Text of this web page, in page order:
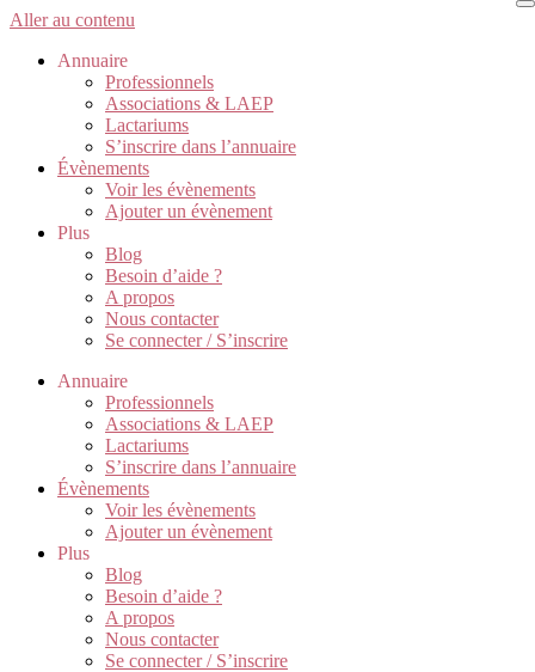
Aller au contenu
Annuaire
Professionnels
Associations & LAEP
Lactariums
S’inscrire dans l’annuaire
Évènements
Voir les évènements
Ajouter un évènement
Plus
Blog
Besoin d’aide ?
A propos
Nous contacter
Se connecter / S’inscrire
Annuaire
Professionnels
Associations & LAEP
Lactariums
S’inscrire dans l’annuaire
Évènements
Voir les évènements
Ajouter un évènement
Plus
Blog
Besoin d’aide ?
A propos
Nous contacter
Se connecter / S’inscrire